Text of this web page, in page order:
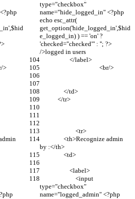
type="checkbox"
name="hide_logged_in" <?php
echo esc_attr(
get_option('hide_logged_in',$hid
e_logged_in) ) == 'on' ?
'checked="checked"' : ''; ?>
/>logged in users
                    </label>
>
					<br/>
                </td>
            </tr>
			<tr>
by :</th>
                <td>
                    <label>
type="checkbox"
name="logged_admin" <?php